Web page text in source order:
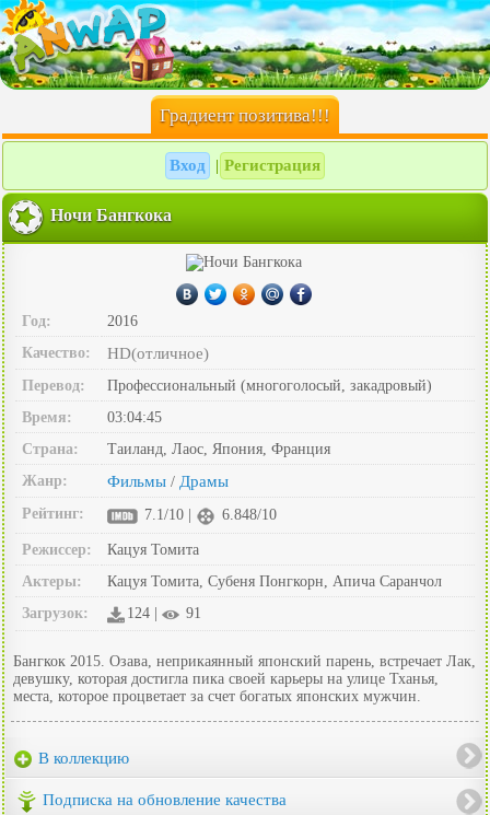
Градиент позитива!!!
Вход Регистрация
Ночи Бангкока
Год:
2016
Качество:
HD(отличное)
Перевод:
Профессиональный (многоголосый, закадровый)
Время:
03:04:45
Страна:
Таиланд, Лаос, Япония, Франция
Жанр:
Фильмы / Драмы
Рейтинг: 7.1/10 | 6.848/10
Режиссер:
Кацуя Томита
Актеры:
Кацуя Томита, Субеня Понгкорн, Апича Саранчол
Загрузок:
124 | 91
Бангкок 2015. Озава, неприкаянный японский парень, встречает Лак,
девушку, которая достигла пика своей карьеры на улице Тханья,
места, которое процветает за счет богатых японских мужчин.
В коллекцию
Подписка на обновление качества